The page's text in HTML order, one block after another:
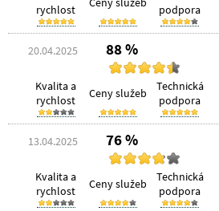
rychlost
podpora
20.04.2025 88 %
Kvalita a
rychlost
Ceny služeb
Technická
podpora
13.04.2025 76 %
Kvalita a
rychlost
Ceny služeb
Technická
podpora